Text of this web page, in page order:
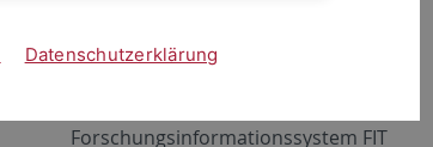
ALMA
Forschungsinformationssystem FIT
Datenschutzerklärung